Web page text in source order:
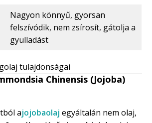
Nagyon könnyű, gyorsan
felszívódik, nem zsírosít, gátolja a
gyulladást
tulajdonságai
Chinensis (Jojoba)
ajojobaolaj egyáltalán nem olaj,